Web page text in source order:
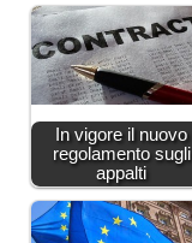
In vigore il nuovo
regolamento sugli
appalti